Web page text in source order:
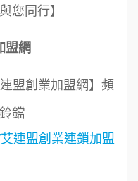
您同行】
盟網
盟創業加盟網】頻
鐺
連盟創業連鎖加盟